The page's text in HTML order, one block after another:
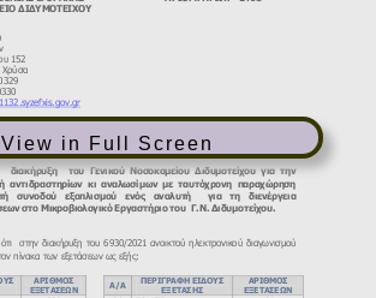
View in Full Screen